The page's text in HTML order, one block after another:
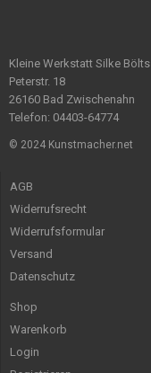
Kleine Werkstatt Silke Bölts
Peterstr. 18
26160 Bad Zwischenahn
Telefon: 04403-64774
© 2024 Kunstmacher.net
AGB
Widerrufsrecht
Widerrufsformular
Versand
Datenschutz
Shop
Warenkorb
Login